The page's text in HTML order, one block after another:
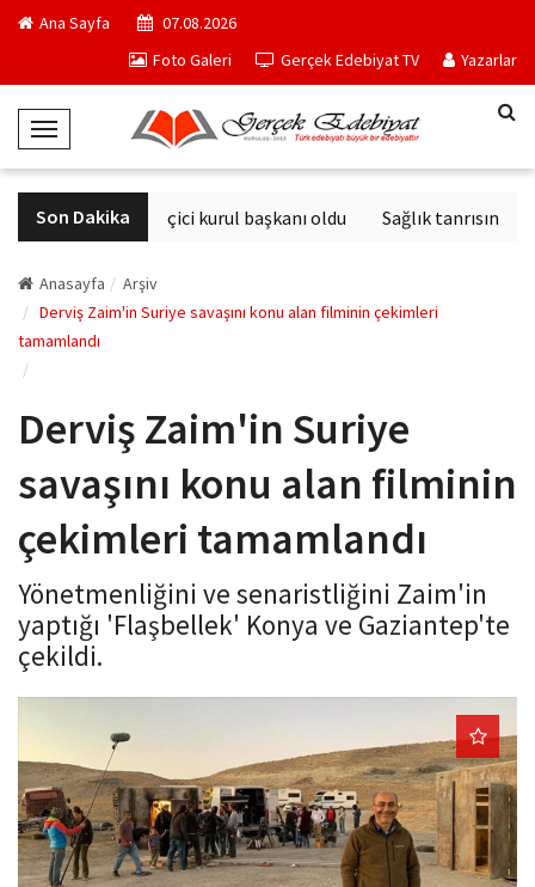
Ana Sayfa
07.08.2026
Foto Galeri
Gerçek Edebiyat TV Yazarlar
T
o
g
g
e
N
a
g
t
o
n
Son Dakika
Derviş Zaim seçici kurul başkanı oldu Sağlık tanrısının
Anasayfa
Arşiv
Derviş Zaim'in Suriye savaşını konu alan filminin çekimleri
tamamlandı
Derviş Zaim'in Suriye
savaşını konu alan filminin
çekimleri tamamlandı
Yönetmenliğini ve senaristliğini Zaim'in
yaptığı 'Flaşbellek' Konya ve Gaziantep'te
çekildi.